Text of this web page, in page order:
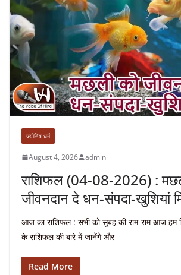
ज्योतिष-धर्म
August 4, 2026 admin
राशिफल (04-08-2026) :
जीवनदान दे धन-संपदा-खुशियां
आज का राशिफल : सभी को सुबह की राम-राम आज
के राशिफल की बारे में जानेंगे और
Read More